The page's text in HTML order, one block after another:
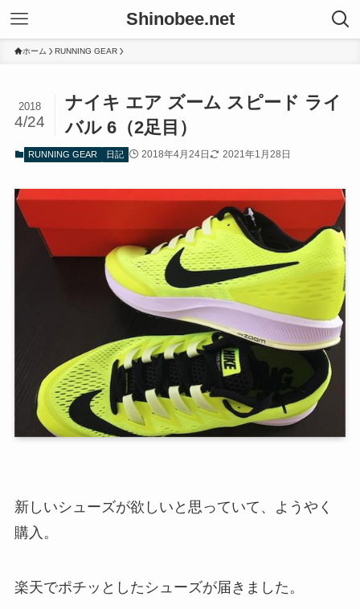
Shinobee.net
ホーム RUNNING GEAR
ナイキ エア ズーム スピード ライ
バル 6（2足目）
2018
4/24
RUNNING GEAR 日記 2018年4月24日 2021年1月28日
新しいシューズが欲しいと思っていて、ようやく
購入。
楽天でポチッとしたシューズが届きました。